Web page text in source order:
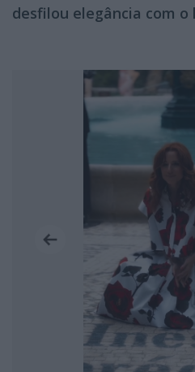
desfilou elegância com o